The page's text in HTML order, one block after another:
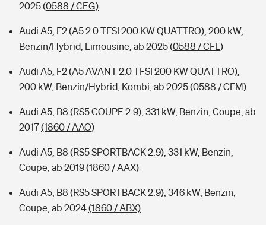
2025(0588 / CEG)
Audi A5, F2 (A5 2.0 TFSI 200 KW QUATTRO), 200 kW,
Benzin/Hybrid, Limousine, ab 2025(0588 / CFL)
Audi A5, F2 (A5 AVANT 2.0 TFSI 200 KW QUATTRO),
200 kW, Benzin/Hybrid, Kombi, ab 2025(0588 / CFM)
Audi A5, B8 (RS5 COUPE 2.9), 331 kW, Benzin, Coupe, ab
2017(1860 / AAO)
Audi A5, B8 (RS5 SPORTBACK 2.9), 331 kW, Benzin,
Coupe, ab 2019(1860 / AAX)
Audi A5, B8 (RS5 SPORTBACK 2.9), 346 kW, Benzin,
Coupe, ab 2024(1860 / ABX)